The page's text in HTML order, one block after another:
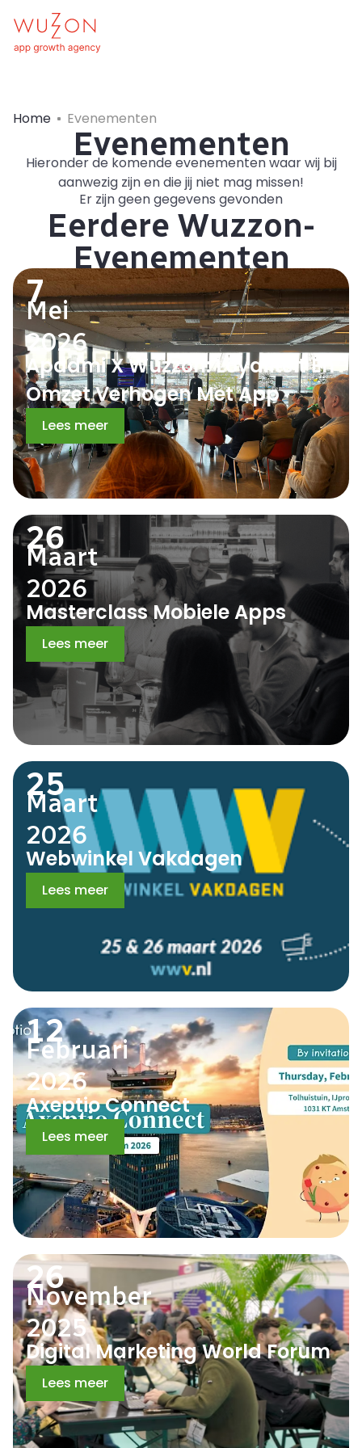
Home Evenementen
Evenementen
Hieronder de komende evenementen waar wij bij
aanwezig zijn en die jij niet mag missen!
Er zijn geen gegevens gevonden
Eerdere Wuzzon-
Evenementen
7
Mei
2026
Apadmi X Wuzzon: Loyaliteit En
Omzet Verhogen Met App
Lees meer
26
Maart
2026
Masterclass Mobiele Apps
Lees meer
25
Maart
2026
Webwinkel Vakdagen
Lees meer
12
Februari
2026
Axeptio Connect
Lees meer
26
November
2025
Digital Marketing World Forum
Lees meer